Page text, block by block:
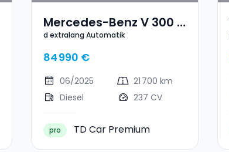
Mercedes-Benz V 300 D
Extralang Automatik
d extralang Automatik
84 990 €
06/2025
21 700 km
Diesel
237 CV
pro TD Car Premium